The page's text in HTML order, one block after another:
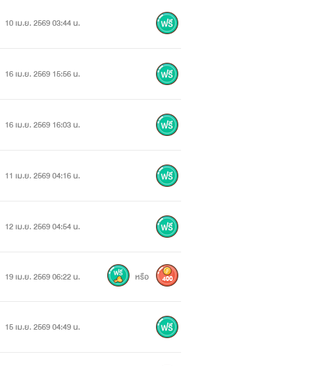
10 เม.ย. 2569 03:44 น.
16 เม.ย. 2569 15:56 น.
16 เม.ย. 2569 16:03 น.
11 เม.ย. 2569 04:16 น.
12 เม.ย. 2569 04:54 น.
19 เม.ย. 2569 06:22 น. หรือ 400
15 เม.ย. 2569 04:49 น.